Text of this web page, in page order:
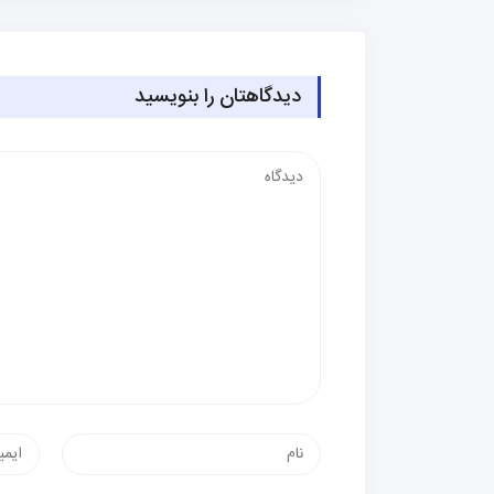
دیدگاهتان را بنویسید
پست